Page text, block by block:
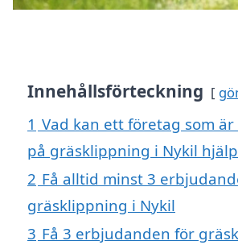
Innehållsförteckning
1 Vad kan ett företag som
på gräsklippning i Nykil
2 Få alltid minst 3
gräsklippning i Nykil
3 Få 3 erbjudanden för